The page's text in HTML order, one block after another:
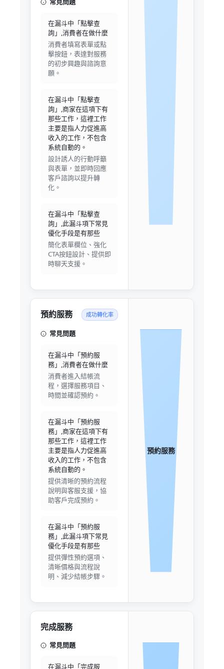
在漏斗中「點擊查
詢」,消費者在做什麼
消費者填寫表單或點
擊按鈕，表達對服務
的初步興趣與諮詢意
願。
在漏斗中「點擊查
詢」,商家在這項下有
那些工作，這裡工作
主要是指人力促進高
收入的工作，不包含
系統自動的。
設計誘人的行動呼籲
與表單，並即時回應
客戶諮詢以提升轉
化。
在漏斗中「點擊查
詢」,此漏斗項下常見
優化手段是有那些
簡化表單欄位、強化
CTA按鈕設計、提供即
時聊天支援。
預約服務 成功轉化率
常見問題
在漏斗中「預約服
務」,消費者在做什麼
消費者進入結帳流
程，選擇服務項目、
時間並確認預約。
在漏斗中「預約服
務」,商家在這項下有
那些工作，這裡工作
主要是指人力促進高
收入的工作，不包含
系統自動的。
提供清晰的預約流程
說明與客服支援，協
助客戶完成預約。
在漏斗中「預約服
務」,此漏斗項下常見
優化手段是有那些
提供彈性預約選項、
清晰價格與流程說
明、減少結帳步驟。
預約服務
完成服務
常見問題
在漏斗中「完成服